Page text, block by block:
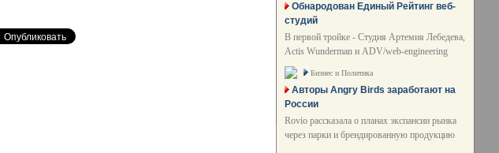
Обнародован Единый Рейтинг веб-
студий
В первой тройке - Студия Артемия Лебедева,
Actis Wunderman и ADV/web-engineering
Бизнес и Политика
Авторы Angry Birds заработают на
России
Rovio рассказала о планах экспансии рынка
через парки и брендированную продукцию